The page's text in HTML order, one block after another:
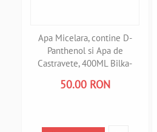
Apa Micelara, contine D-
Panthenol si Apa de
Castravete, 400ML Bilka-
50.00 RON